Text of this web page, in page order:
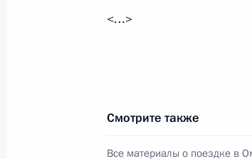
27 августа 2018 года, 12:45
Встреча с Мевлютом
<…>
Смотрите также
Все материалы о поездке в